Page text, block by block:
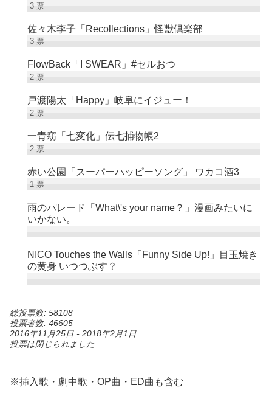
3票
佐々木李子「Recollections」怪獣倶楽部
3票
FlowBack「I SWEAR」#セルおつ
2票
戸渡陽太「Happy」岐阜にイジュー！
2票
一青窈「七変化」伝七捕物帳2
2票
赤い公園「スーパーハッピーソング」 ワカコ酒3
1票
雨のパレード「What\'s your name？」漫画みたいに
いかない。
NICO Touches the Walls「Funny Side Up!」目玉焼き
の黄身 いつつぶす？
総投票数: 58108
投票者数: 46605
2016年11月25日 - 2018年2月1日
投票は閉じられました
※挿入歌・劇中歌・OP曲・ED曲も含む